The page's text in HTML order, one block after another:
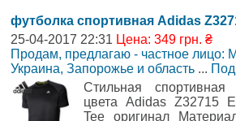
футболка спортивная Adidas
25-04-2017 22:31 Цена: 349 грн. ₴
Продам, предлагаю - частное лицо:
Украина, Запорожье и область ...
Стильная спортивная
цвета Adidas Z32715
Tee оригинал